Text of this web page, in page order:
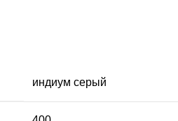
индиум серый